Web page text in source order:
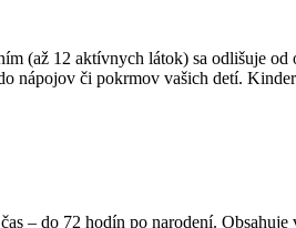
(až 12 aktívnych látok) sa odlišuje od
nápojov či pokrmov vašich detí.
– do 72 hodín po narodení.